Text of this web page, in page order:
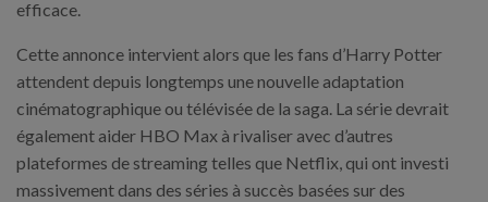
efficace.
Cette annonce intervient alors que les fans d’Harry Potter
attendent depuis longtemps une nouvelle adaptation
cinématographique ou télévisée de la saga. La série devrait
également aider HBO Max à rivaliser avec d’autres
plateformes de streaming telles que Netflix, qui ont investi
massivement dans des séries à succès basées sur des